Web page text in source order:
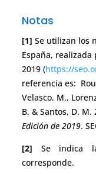
Notas
[1] Se utilizan los
España, realizada
2019 (https://
referencia es:
Velasco, M.,
B. & Santos, D.
Edición de 2019.
[2] Se indica
corresponde.